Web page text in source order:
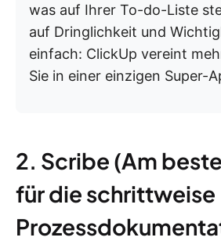
was auf Ihrer To-do-Liste
auf Dringlichkeit und
einfach: ClickUp vereint
Sie in einer einzigen Super-
2. Scribe (Am
für die schrittweise